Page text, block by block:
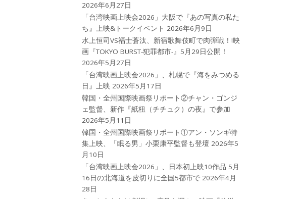
2026年6月27日
「台湾映画上映会2026」大阪で『あの写真の私た
ち』上映&トークイベント 2026年6月9日
水上恒司VS福士蒼汰、新宿歌舞伎町で肉弾戦！!映
画『TOKYO BURST-犯罪都市-』5月29日公開！
2026年5月27日
「台湾映画上映会2026」、札幌で『海をみつめる
日』上映 2026年5月17日
韓国・全州国際映画祭リポート②チャン・ゴンジ
ェ監督、新作『紙杻（チチュク）の夜』で参加
2026年5月11日
韓国・全州国際映画祭リポート①アン・ソンギ特
集上映、「眠る男」小栗康平監督も登壇 2026年5
月10日
「台湾映画上映会2026」、日本初上映10作品 5月
16日の北海道を皮切りに全国5都市で 2026年4月
28日